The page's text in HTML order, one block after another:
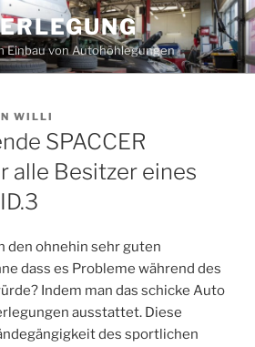
Einbau von Autohöhlegungen
WILLI
SPACCER
alle Besitzer eines
den ohnehin sehr guten
dass es Probleme während des
Indem man das schicke Auto
ausstattet. Diese
des sportlichen